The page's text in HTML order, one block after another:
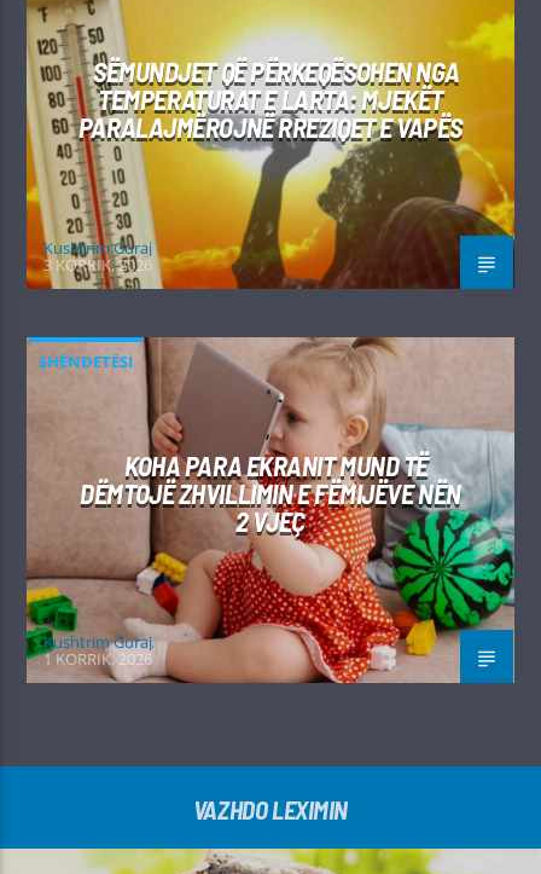
SËMUNDJET QË PËRKEQËSOHEN NGA
TEMPERATURAT E LARTA: MJEKËT
PARALAJMËROJNË RREZIQET E VAPËS
Kushtrim Guraj
3 KORRIK, 2026
SHËNDETËSI
KOHA PARA EKRANIT MUND TË
DËMTOJË ZHVILLIMIN E FËMIJËVE NËN
2 VJEÇ
Kushtrim Guraj
1 KORRIK, 2026
VAZHDO LEXIMIN